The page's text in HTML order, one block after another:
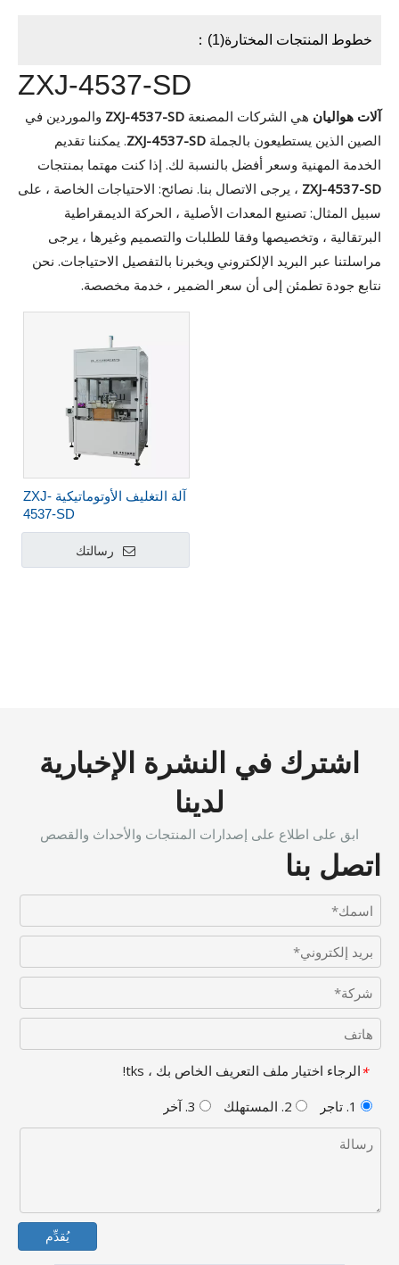
خطوط المنتجات المختارة(1)：
ZXJ-4537-SD
آلات هواليان هي الشركات المصنعة ZXJ-4537-SD والموردين في
الصين الذين يستطيعون بالجملة ZXJ-4537-SD. يمكننا تقديم
الخدمة المهنية وسعر أفضل بالنسبة لك. إذا كنت مهتما بمنتجات
ZXJ-4537-SD ، يرجى الاتصال بنا. نصائح: الاحتياجات الخاصة ، على
سبيل المثال: تصنيع المعدات الأصلية ، الحركة الديمقراطية
البرتقالية ، وتخصيصها وفقا للطلبات والتصميم وغيرها ، يرجى
مراسلتنا عبر البريد الإلكتروني ويخبرنا بالتفصيل الاحتياجات. نحن
نتابع جودة تطمئن إلى أن سعر الضمير ، خدمة مخصصة.
آلة التغليف الأوتوماتيكية ZXJ-
4537-SD
رسالتك
اشترك في النشرة الإخبارية
لدينا
ابق على اطلاع على إصدارات المنتجات والأحداث والقصص
اتصل بنا
*الرجاء اختيار ملف التعريف الخاص بك ، tks!
يُقدِّم